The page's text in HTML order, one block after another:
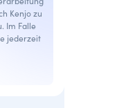
Kenjo zu
Im Falle
jederzeit